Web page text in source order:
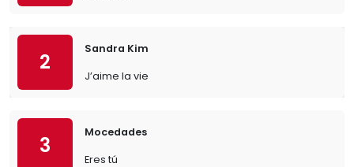
2
Sandra Kim
J’aime la vie
3
Mocedades
Eres tú